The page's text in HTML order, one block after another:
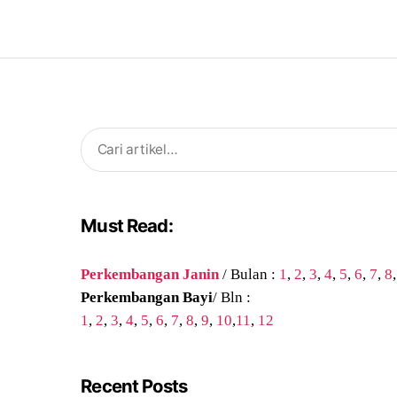
Search
for:
Must Read:
Perkembangan Janin/ Bulan : 1,2,3,4, 5,6, 7,8
Perkembangan Bayi/ Bln :
1,2,3,4, 5,6, 7,8,9, 10,11, 12
Recent Posts